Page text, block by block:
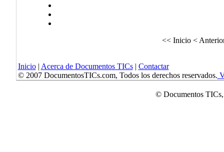
<< Inicio <
Inicio| Acerca de Documentos TICs| Contactar
© 2007 DocumentosTICs.com, Todos los derechos reservados.
© Documentos